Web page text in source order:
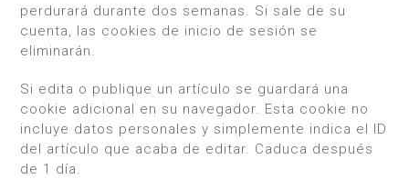
perdurará durante dos semanas. Si sale de su
cuenta, las cookies de inicio de sesión se
eliminarán.
Si edita o publique un artículo se guardará una
cookie adicional en su navegador. Esta cookie no
incluye datos personales y simplemente indica el ID
del artículo que acaba de editar. Caduca después
de 1 día.